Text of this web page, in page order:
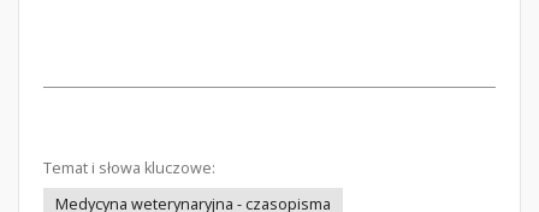
Temat i słowa kluczowe:
Medycyna weterynaryjna - czasopisma